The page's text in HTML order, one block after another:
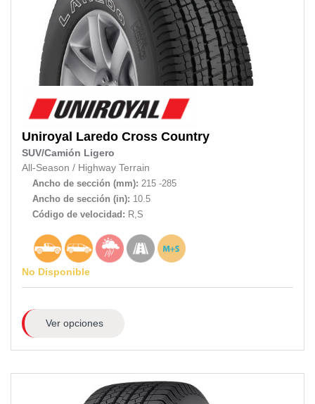
Uniroyal Laredo Cross Country
SUV/Camión Ligero
All-Season / Highway Terrain
Ancho de sección (mm): 215 -285
Ancho de sección (in): 10.5
Código de velocidad: R,S
No Disponible
Ver opciones